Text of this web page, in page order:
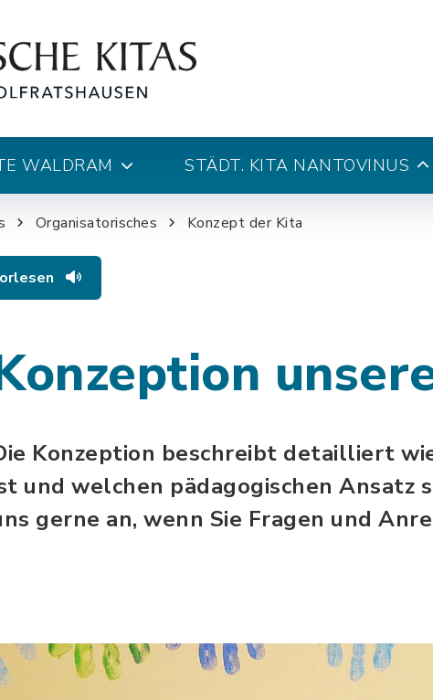
WALDRAM STÄDT. KITA NANTOVINUS
Organisatorisches Konzept der Kita
Konzeption beschreibt detailliert
und welchen pädagogischen Ansatz
gerne an, wenn Sie Fragen und